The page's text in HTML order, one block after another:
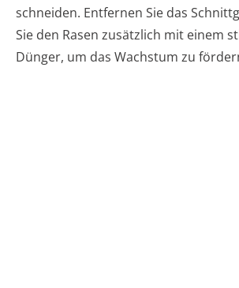
schneiden. Entfernen Sie das
Sie den Rasen zusätzlich mit einem
Dünger, um das Wachstum zu